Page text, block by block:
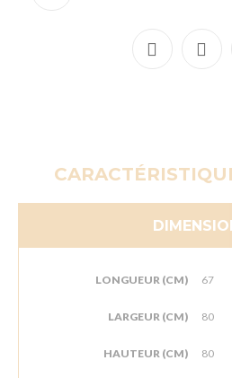
LONGUEUR (CM) 67
LARGEUR (CM) 80
HAUTEUR (CM) 80